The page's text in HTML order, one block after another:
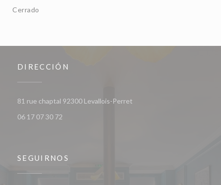
Cerrado
DIRECCIÓN
81 rue chaptal 92300 Levallois-Perret
06 17 07 30 72
SEGUIRNOS